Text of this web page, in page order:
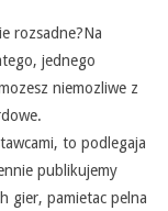
rozsadne?Na
jednego
niemozliwe z
to podlegaja
publikujemy
gier, pamietac pelna